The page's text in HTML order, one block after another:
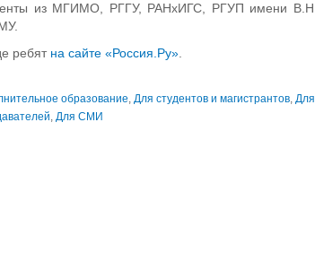
из МГИМО, РГГУ, РАНхИГС, РГУП имени В.Н.
ребят на сайте «Россия.Ру»
образование, Для студентов и магистрантов, Для
, Для СМИ